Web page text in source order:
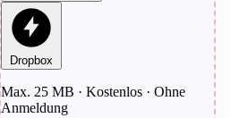
Dropbox
Max. 25 MB · Kostenlos · Ohne
Anmeldung